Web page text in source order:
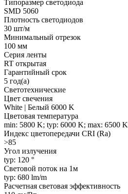
Типоразмер светодиода
SMD 5060
Плотность светодиодов
30 шт/м
Минимальный отрезок
100 мм
Серия ленты
RT открытая
Гарантийный срок
5 год(а)
Светотехнические
Цвет свечения
White | Белый 6000 K
Цветовая температура
min: 5800 K; typ: 6000 K; max: 6500 K
Индекс цветопередачи CRI (Ra)
>85
Угол излучения
typ: 120 °
Световой поток на 1м
typ: 680 lm/m
Расчетная световая эффективность